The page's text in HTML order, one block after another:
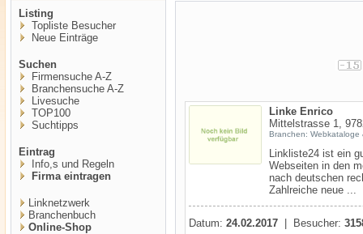
Listing
Topliste Besucher
Neue Einträge
Suchen
Firmensuche A-Z
Branchensuche A-Z
Livesuche
TOP100
Suchtipps
Eintrag
Info,s und Regeln
Firma eintragen
Linknetzwerk
Branchenbuch
Online-Shop
Linke Enrico
Mittelstrasse 1,
Branchen: Webkataloge
Linkliste24 ist ein
Webseiten in den
nach deutschen
Zahlreiche neue ...
Datum: 24.02.2017 | Besucher: